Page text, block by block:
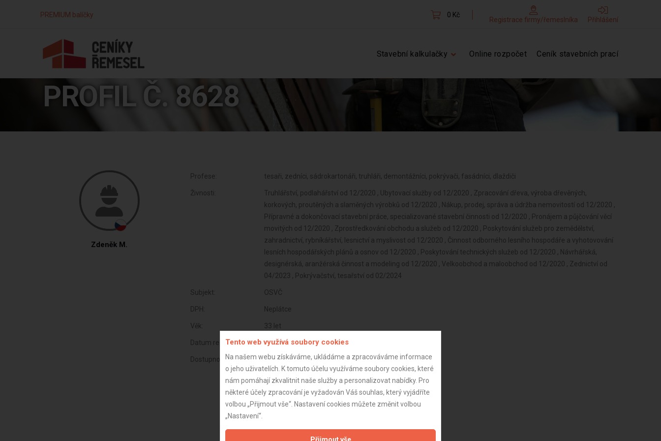
PREMIUM balíčky 0 Kč
Registrace firmy/řemeslníka Přihlášení
Stavební kalkulačky Online rozpočet Ceník stavebních prací
PROFIL Č. 8628
Zdeněk M.
Profese: tesaři, zedníci, sádrokartonáři, truhláři, demontážníci, pokrývači, fasádníci, dlaždiči
Živnosti:
Truhlářství, podlahářství od 12/2020 , Ubytovací služby od 12/2020 , Zpracování dřeva, výroba dřevěných,
korkových, proutěných a slaměných výrobků od 12/2020 , Nákup, prodej, správa a údržba nemovitostí od 12/2020 ,
Přípravné a dokončovací stavební práce, specializované stavební činnosti od 12/2020 , Pronájem a půjčování věcí
movitých od 12/2020 , Zprostředkování obchodu a služeb od 12/2020 , Poskytování služeb pro zemědělství,
zahradnictví, rybníkářství, lesnictví a myslivost od 12/2020 , Činnost odborného lesního hospodáře a vyhotovování
lesních hospodářských plánů a osnov od 12/2020 , Poskytování technických služeb od 12/2020 , Návrhářská,
designérská, aranžérská činnost a modeling od 12/2020 , Velkoobchod a maloobchod od 12/2020 , Zednictví od
04/2023 , Pokrývačství, tesařství od 02/2024
Subjekt: OSVČ
DPH: Neplátce
Věk: 33 let
Datum registrace: 11.8.2025
Dostupnost:
Tento web využívá soubory cookies
Na našem webu získáváme, ukládáme a zpracováváme informace
o jeho uživatelích. K tomuto účelu využíváme soubory cookies, které
nám pomáhají zkvalitnit naše služby a personalizovat nabídky. Pro
některé účely zpracování je vyžadován Váš souhlas, který vyjádříte
volbou „Přijmout vše“. Nastavení cookies můžete změnit volbou
„Nastavení“.